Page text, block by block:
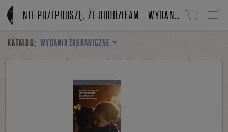
Linki do przejścia
NIE PRZEPROSZĘ, ŻE URODZIŁAM - WYDANIA ZAGRANICZNE
KATALOG: WYDANIA ZAGRANICZNE
KAROLINA
DOMAGALSKA
NIE
PRZEPROSZĘ,
ŻE URODZIŁAM